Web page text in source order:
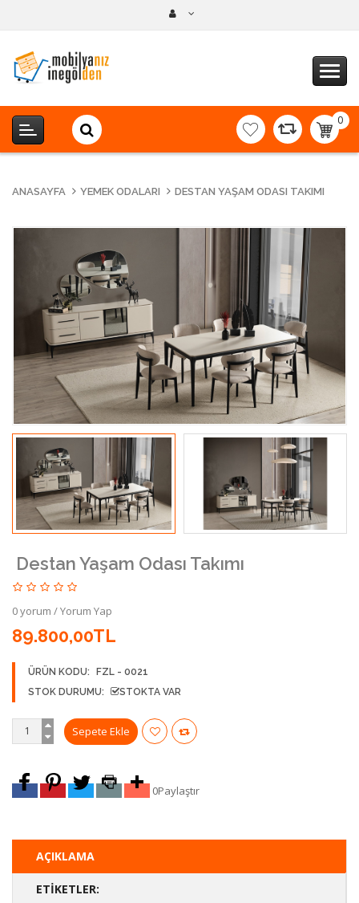
0
-
ANASAYFA YEMEK ODALARI DESTAN YAŞAM ODASI TAKIMI
Destan Yaşam Odası Takımı
0 yorum /Yorum Yap
89.800,00TL
ÜRÜN KODU:
FZL - 0021
STOK DURUMU:
STOKTA VAR
0Paylaştır
AÇIKLAMA
ETIKETLER: